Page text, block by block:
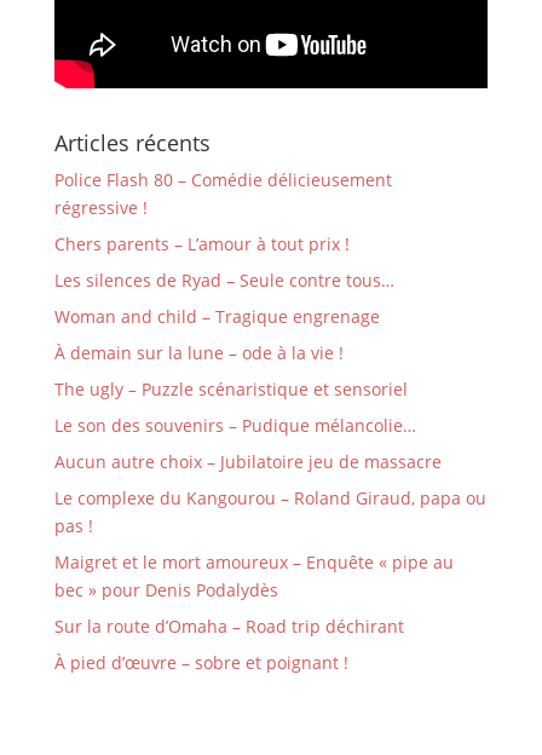
Articles récents
Police Flash 80 – Comédie délicieusement
régressive !
Chers parents – L’amour à tout prix !
Les silences de Ryad – Seule contre tous…
Woman and child – Tragique engrenage
À demain sur la lune – ode à la vie !
The ugly – Puzzle scénaristique et sensoriel
Le son des souvenirs – Pudique mélancolie…
Aucun autre choix – Jubilatoire jeu de massacre
Le complexe du Kangourou – Roland Giraud, papa ou
pas !
Maigret et le mort amoureux – Enquête « pipe au
bec » pour Denis Podalydès
Sur la route d’Omaha – Road trip déchirant
À pied d’œuvre – sobre et poignant !